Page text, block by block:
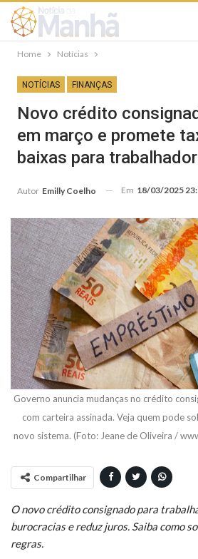
Home Notícias
NOTÍCIAS FINANÇAS
Novo crédito
em março e promete
baixas para
Autor Emilly Coelho Em 18/03/2025
Governo anuncia mudanças no crédito
com carteira assinada. Veja quem pode
novo sistema. (Foto: Jeane de Oliveira /
Compartilhar
O novo crédito consignado para
burocracias e reduz juros. Saiba como
regras.